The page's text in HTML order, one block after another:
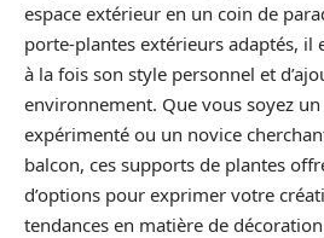
espace extérieur en un coin de
porte-plantes extérieurs adaptés, il
à la fois son style personnel et
environnement. Que vous soyez
expérimenté ou un novice
balcon, ces supports de plantes
d’options pour exprimer votre
tendances en matière de